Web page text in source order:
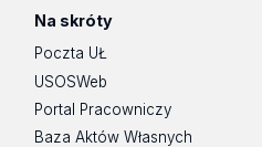
Na skróty
Poczta UŁ
USOSWeb
Portal Pracowniczy
Baza Aktów Własnych